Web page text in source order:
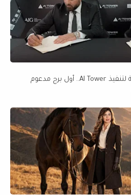
AIG تتعاقد مع CSCEC الصينية لتنفيذ AI Tower.. أول برج مدعوم